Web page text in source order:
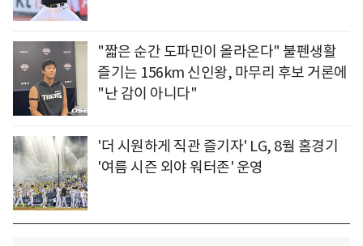
"짧은 순간 도파민이 올라온다" 불펜생활
즐기는 156km 신인왕, 마무리 후보 거론에
"난 감이 아니다"
'더 시원하게 직관 즐기자' LG, 8월 홈경기
'여름 시즌 외야 워터존' 운영